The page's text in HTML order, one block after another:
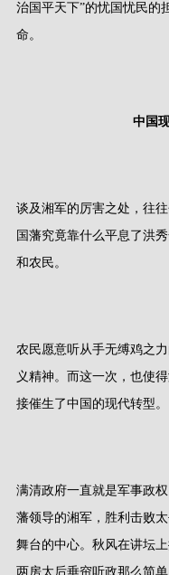
治国平天下”的忧国忧民的
命。
中国
谈及湘军的厉害之处，往
国藩究竟靠什么平息了洪
和农民。
农民愿意听从手无缚鸡之
义精神。而这一次，也使
接催生了中国的现代转型。
满清政府一直就是军事政
藩领导的湘军，胜利击败
舞台的中心。秋风在讲坛
两房太后垂帘听政那么简